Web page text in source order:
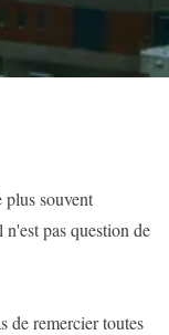
souvent
pas question de
de remercier toutes